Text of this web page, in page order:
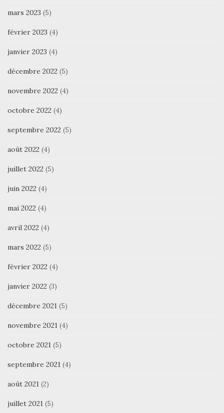
mars 2023 (5)
février 2023 (4)
janvier 2023 (4)
décembre 2022 (5)
novembre 2022 (4)
octobre 2022 (4)
septembre 2022 (5)
août 2022 (4)
juillet 2022 (5)
juin 2022 (4)
mai 2022 (4)
avril 2022 (4)
mars 2022 (5)
février 2022 (4)
janvier 2022 (3)
décembre 2021 (5)
novembre 2021 (4)
octobre 2021 (5)
septembre 2021 (4)
août 2021 (2)
juillet 2021 (5)